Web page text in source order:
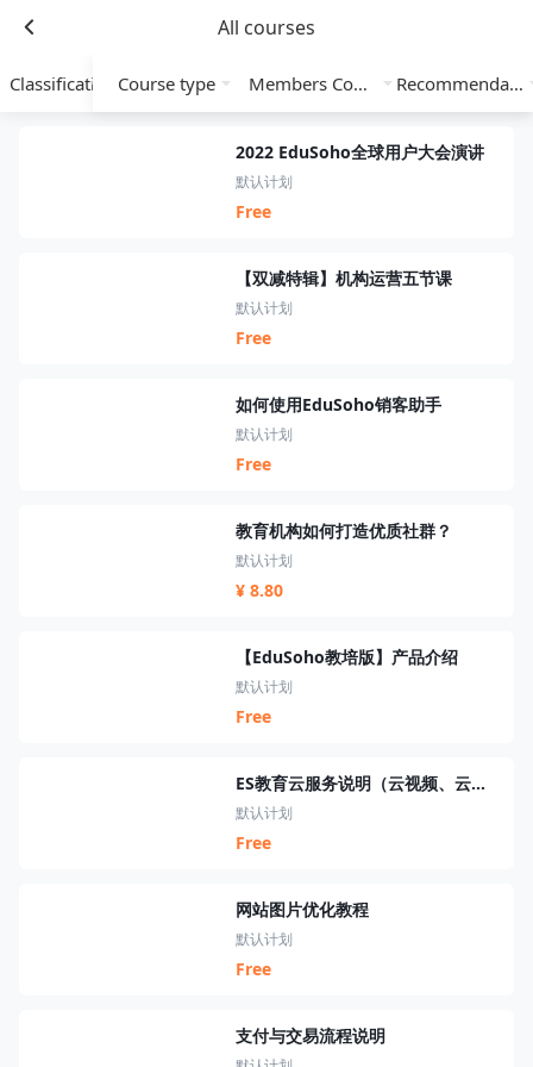
All courses
Classification Course type Members Course Recommendation
2022 EduSoho全球用户大会演讲
默认计划
Free
【双减特辑】机构运营五节课
默认计划
Free
如何使用EduSoho销客助手
默认计划
Free
教育机构如何打造优质社群？
默认计划
¥ 8.80
【EduSoho教培版】产品介绍
默认计划
Free
ES教育云服务说明（云视频、云短信、云资源、云搜索、云直播）
默认计划
Free
网站图片优化教程
默认计划
Free
支付与交易流程说明